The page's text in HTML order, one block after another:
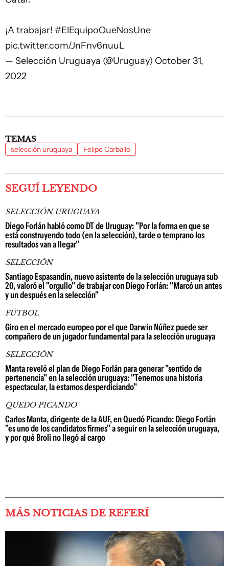
¡A trabajar! #ElEquipoQueNosUne
pic.twitter.com/JnFnv6nuuL
— Selección Uruguaya (@Uruguay) October 31,
2022
TEMAS
selección uruguaya Felipe Carballo
SEGUÍ LEYENDO
SELECCIÓN URUGUAYA
Diego Forlán habló como DT de Uruguay: "Por la forma en que se
está construyendo todo (en la selección), tarde o temprano los
resultados van a llegar"
SELECCIÓN
Santiago Espasandín, nuevo asistente de la selección uruguaya sub
20, valoró el "orgullo" de trabajar con Diego Forlán: "Marcó un antes
y un después en la selección"
FÚTBOL
Giro en el mercado europeo por el que Darwin Núñez puede ser
compañero de un jugador fundamental para la selección uruguaya
SELECCIÓN
Manta reveló el plan de Diego Forlán para generar "sentido de
pertenencia" en la selección uruguaya: "Tenemos una historia
espectacular, la estamos desperdiciando"
QUEDÓ PICANDO
Carlos Manta, dirigente de la AUF, en Quedó Picando: Diego Forlán
"es uno de los candidatos firmes" a seguir en la selección uruguaya,
y por qué Broli no llegó al cargo
MÁS NOTICIAS DE REFERÍ